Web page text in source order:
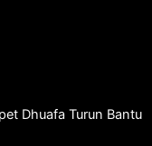
Dhuafa Turun Bantu